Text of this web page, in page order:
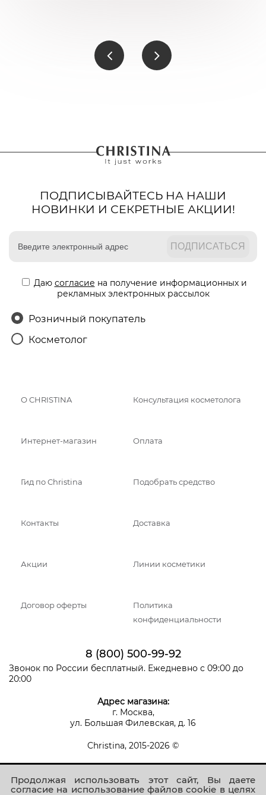
Продолжая использовать этот сайт, Вы даете
согласие на использование файлов cookie в целях
ПОДПИСЫВАЙТЕСЬ НА НАШИ
НОВИНКИ И СЕКРЕТНЫЕ АКЦИИ!
Даю согласие на получение информационных и
рекламных электронных рассылок
Розничный покупатель
Косметолог
О CHRISTINA Консультация косметолога
Интернет-магазин Оплата
Гид по Christina Подобрать средство
Контакты Доставка
Акции Линии косметики
Договор оферты
Политика
конфиденциальности
8 (800) 500-99-92
Звонок по России бесплатный. Ежедневно с 09:00 до
20:00
Адрес магазина:
г. Москва,
ул. Большая Филевская, д. 16
Christina, 2015-2026 ©